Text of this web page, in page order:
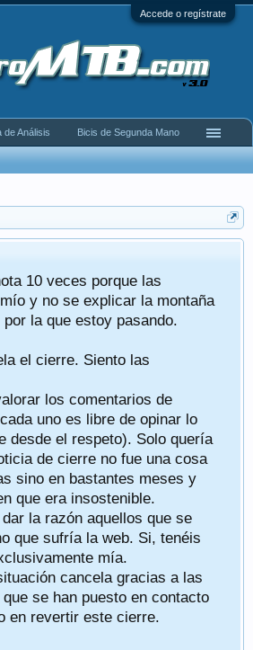
Accede o regístrate
10 veces porque las
y no se explicar la montaña
la que estoy pasando.
el cierre. Siento las
los comentarios de
uno es libre de opinar lo
desde el respeto). Solo quería
de cierre no fue una cosa
sino en bastantes meses y
que era insostenible.
la razón aquellos que se
que sufría la web. Si, tenéis
mía.
cancela gracias a las
se han puesto en contacto
en revertir este cierre.
de Análisis Bicis de Segunda Mano